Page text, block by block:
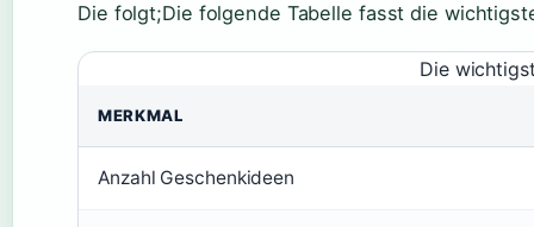
Die folgt;Die folgende Tabelle fasst die
Die
MERKMAL
Anzahl Geschenkideen